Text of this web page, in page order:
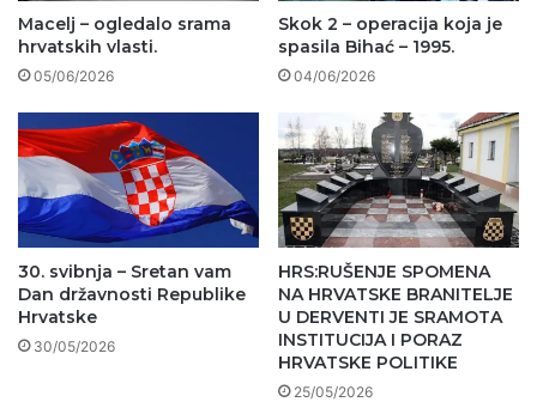
Macelj – ogledalo srama
hrvatskih vlasti.
05/06/2026
Skok 2 – operacija koja je
spasila Bihać – 1995.
04/06/2026
30. svibnja – Sretan vam
Dan državnosti Republike
Hrvatske
30/05/2026
HRS:RUŠENJE SPOMENA
NA HRVATSKE BRANITELJE
U DERVENTI JE SRAMOTA
INSTITUCIJA I PORAZ
HRVATSKE POLITIKE
25/05/2026